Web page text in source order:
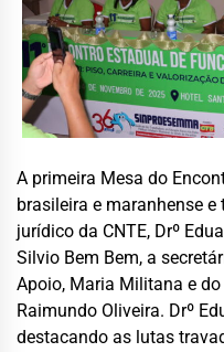
A primeira Mesa do
brasileira e maranhense
jurídico da CNTE, Drº
Silvio Bem Bem, a
Apoio, Maria Militana e
Raimundo Oliveira. Drº
destacando as lutas